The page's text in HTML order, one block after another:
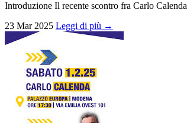
Introduzione Il recente scontro fra Carlo
23 Mar 2025 Leggi di più →